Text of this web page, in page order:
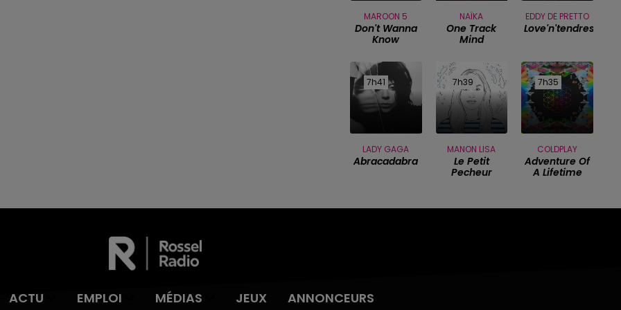
MAROON 5
Don't Wanna
Know
NAÏKA
One Track
Mind
EDDY DE PRETTO
Love'n'tendresse
7h41
7h41
LADY GAGA
Abracadabra
7h39
7h39
MANON LISA
Le Petit
Pecheur
7h35
7h35
COLDPLAY
Adventure Of
A Lifetime
ACTU EMPLOI MÉDIAS JEUX ANNONCEURS